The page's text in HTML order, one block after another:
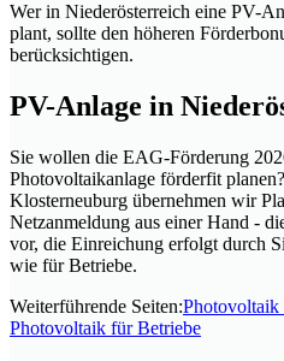
Wer in Niederösterreich eine PV-
plant, sollte den höheren
berücksichtigen.
PV-Anlage in
Sie wollen die EAG-Förderung
Photovoltaikanlage förderfit
Klosterneuburg übernehmen wir
Netzanmeldung aus einer Hand -
vor, die Einreichung erfolgt durch
wie für Betriebe.
Weiterführende Seiten:Photovoltaik
Photovoltaik für Betriebe